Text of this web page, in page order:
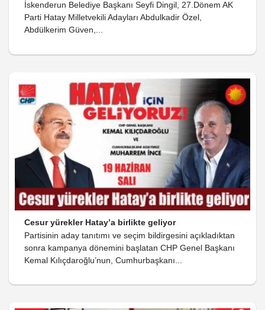
İskenderun Belediye Başkanı Seyfi Dingil, 27.Dönem AK
Parti Hatay Milletvekili Adayları Abdulkadir Özel,
Abdülkerim Güven,...
Cesur yürekler Hatay’a birlikte geliyor
Partisinin aday tanıtımı ve seçim bildirgesini açıkladıktan
sonra kampanya dönemini başlatan CHP Genel Başkanı
Kemal Kılıçdaroğlu’nun, Cumhurbaşkanı...